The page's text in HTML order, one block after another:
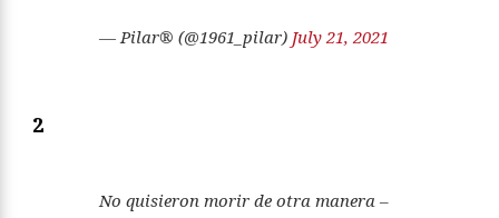
— Pilar® (@1961_pilar) July 21, 2021
2
No quisieron morir de otra manera –